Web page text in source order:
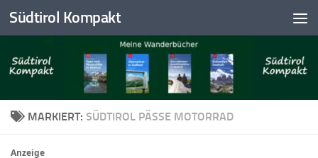
Skip to content
Südtirol Kompakt
MARKIERT: SÜDTIROL PÄSSE MOTORRAD
Anzeige